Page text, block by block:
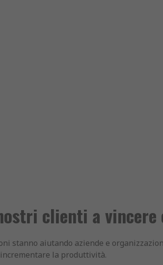
clienti a vincere
stanno aiutando aziende e
incrementare la produttività.